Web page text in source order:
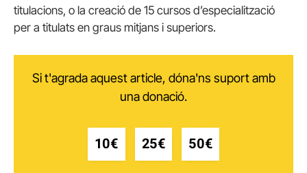
titulacions, o la creació de 15 cursos d’especialització
per a titulats en graus mitjans i superiors.
Si t'agrada aquest article, dóna'ns suport amb
una donació.
10€ 25€ 50€